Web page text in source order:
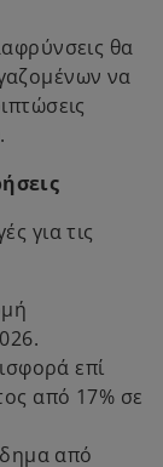
θα
να
για τις
επί
από 17% σε
από